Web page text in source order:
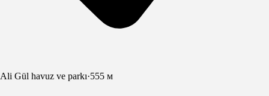
Ali Gül havuz ve parkı·555 м